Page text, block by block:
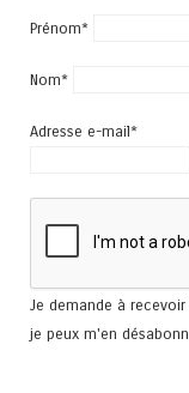
Prénom*
Nom*
Adresse e-mail*
Je demande à
je peux m'en